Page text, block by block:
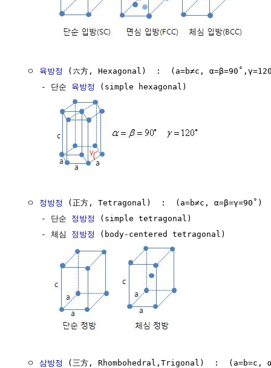
  ㅇ
육방정
(六方, Hexagonal)  :  (a=b≠c,
     - 단순
육방정 (simple hexagonal)
  ㅇ
정방정
(正方, Tetragonal)  :  (a=b≠c, α=β=γ=90˚)
     - 단순
정방정
(simple tetragonal)
     - 체심
정방정 (body-centered tetragonal)
  ㅇ
삼방정
(三方, Rhombohedral,Trigonal)  :  (a=b=c,